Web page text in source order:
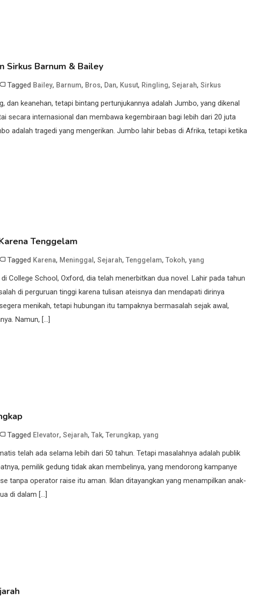
Sirkus Barnum & Bailey
Tagged Bailey, Barnum, Bros, Dan, Kusut, Ringling, Sejarah, Sirkus
dan keanehan, tetapi bintang pertunjukannya adalah Jumbo, yang dikenal
secara internasional dan membawa kegembiraan bagi lebih dari 20 juta
adalah tragedi yang mengerikan. Jumbo lahir bebas di Afrika, tetapi ketika
Tenggelam
Tagged Karena, Meninggal , Sejarah, Tenggelam, Tokoh, yang
College School, Oxford, dia telah menerbitkan dua novel. Lahir pada tahun
di perguruan tinggi karena tulisan ateisnya dan mendapati dirinya
menikah, tetapi hubungan itu tampaknya bermasalah sejak awal,
Namun, […]
Tagged Elevator, Sejarah, Tak, Terungkap, yang
telah ada selama lebih dari 50 tahun. Tetapi masalahnya adalah publik
pemilik gedung tidak akan membelinya, yang mendorong kampanye
tanpa operator raise itu aman. Iklan ditayangkan yang menampilkan anak-
di dalam […]